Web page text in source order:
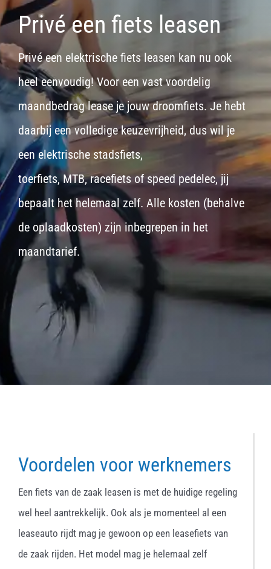
Privé een fiets leasen
Privé een elektrische fiets leasen kan nu ook
heel eenvoudig! Voor een vast voordelig
maandbedrag lease je jouw droomfiets. Je hebt
daarbij een volledige keuzevrijheid, dus wil je
eenelektrische stadsfiets,
toerfiets,MTB,racefietsof speed pedelec, jij
bepaalt het helemaal zelf. Alle kosten (behalve
de oplaadkosten) zijn inbegrepen in het
maandtarief.
Voordelen voor werknemers
Een fiets van de zaak leasen is met de huidige regeling
wel heel aantrekkelijk. Ook als je momenteel al een
leaseauto rijdt mag je gewoon op een leasefiets van
de zaak rijden. Het model mag je helemaal zelf